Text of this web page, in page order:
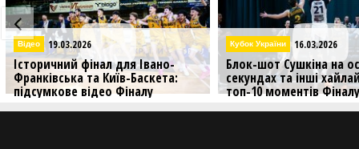
Кубок України 16.03.2026
Блок-шот Сушкіна на останніх
секундах та інші хайлайти — в
топ-10 моментів Фіналу
Кубок України 16.03.2026
Аншлаг у
Київ-Баскета:
Фіналу чотирьох
Дивіться яскраві